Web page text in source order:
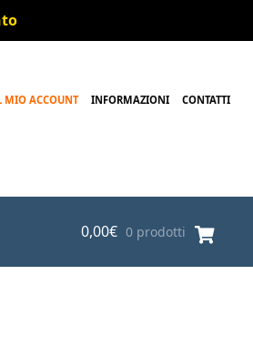
MIO ACCOUNT INFORMAZIONI CONTATTI
0,00€ 0 prodotti